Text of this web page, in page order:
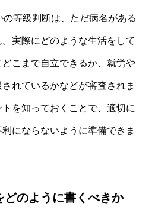
等級判断は、ただ病名がある
実際にどのような生活をして
こまで自立できるか、就労や
れているかなどが審査されま
を知っておくことで、適切に
にならないように準備できま
どのように書くべきか